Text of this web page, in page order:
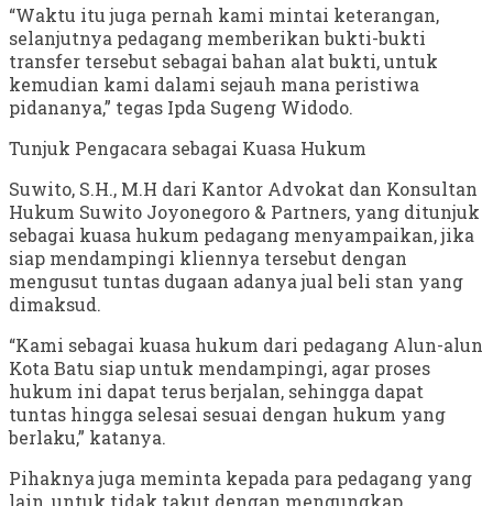
“Waktu itu juga pernah kami mintai keterangan,
selanjutnya pedagang memberikan bukti-bukti
transfer tersebut sebagai bahan alat bukti, untuk
kemudian kami dalami sejauh mana peristiwa
pidananya,” tegas Ipda Sugeng Widodo.
Tunjuk Pengacara sebagai Kuasa Hukum
Suwito, S.H., M.H dari Kantor Advokat dan Konsultan
Hukum Suwito Joyonegoro & Partners, yang ditunjuk
sebagai kuasa hukum pedagang menyampaikan, jika
siap mendampingi kliennya tersebut dengan
mengusut tuntas dugaan adanya jual beli stan yang
dimaksud.
“Kami sebagai kuasa hukum dari pedagang Alun-alun
Kota Batu siap untuk mendampingi, agar proses
hukum ini dapat terus berjalan, sehingga dapat
tuntas hingga selesai sesuai dengan hukum yang
berlaku,” katanya.
Pihaknya juga meminta kepada para pedagang yang
lain, untuk tidak takut dengan mengungkap